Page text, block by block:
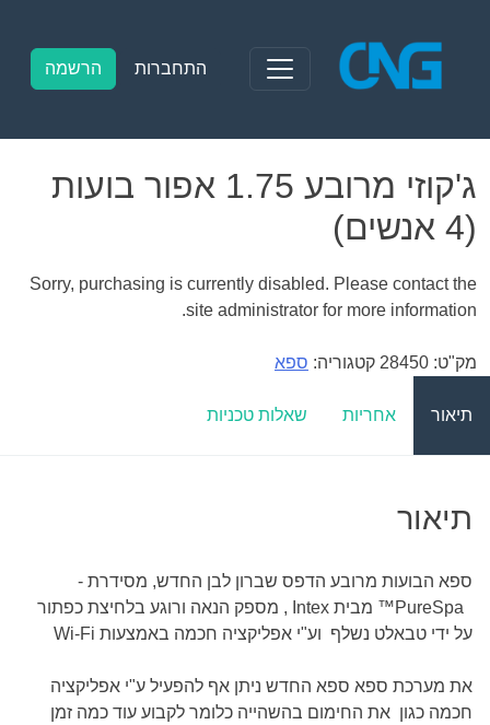
content
התחברות הרשמה
ג'קוזי מרובע 1.75 אפור בועות
(4 אנשים)
Sorry, purchasing is currently disabled. Please contact the
site administrator for more information.
מק"ט: 28450 קטגוריה: ספא
תיאור אחריות שאלות טכניות
תיאור
ספא הבועות מרובע הדפס שברון לבן החדש, מסידרת -
™PureSpa
מבית Intex , מספק הנאה ורוגע בלחיצת כפתור
על ידי טבאלט נשלף וע"י אפליקציה חכמה באמצעות Wi-Fi
את מערכת ספא ספא החדש ניתן אף להפעיל ע"י אפליקציה
חכמה כגון את החימום בהשהייה כלומר לקבוע עוד כמה זמן